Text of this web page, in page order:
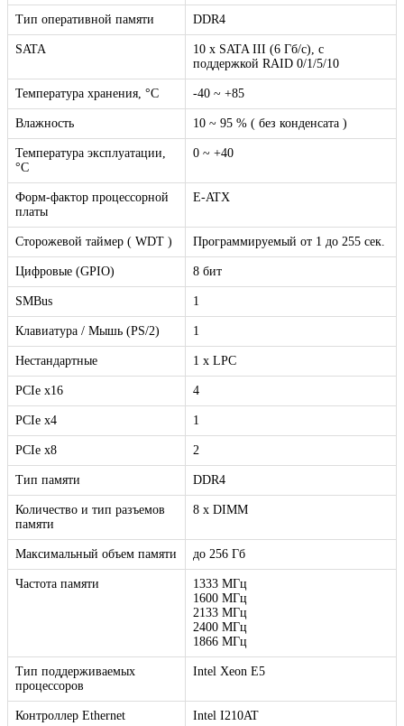
Тип оперативной памяти DDR4
SATA
10 х SATA III (6 Гб/с), с
поддержкой RAID 0/1/5/10
Температура хранения, °C -40 ~ +85
Влажность 10 ~ 95 % ( без конденсата )
Температура эксплуатации,
°C
0 ~ +40
Форм-фактор процессорной
платы
E-ATX
Сторожевой таймер ( WDT ) Программируемый от 1 до 255 сек.
Цифровые (GPIO) 8 бит
SMBus 1
Клавиатура / Мышь (PS/2) 1
Нестандартные 1 х LPC
PCIe x16 4
PCIe x4 1
PCIe x8 2
Тип памяти DDR4
Количество и тип разъемов
памяти
8 x DIMM
Максимальный объем памяти до 256 Гб
Частота памяти
1333 МГц
1600 МГц
2133 МГц
2400 МГц
1866 МГц
Тип поддерживаемых
процессоров
Intel Xeon E5
Контроллер Ethernet Intel I210AT